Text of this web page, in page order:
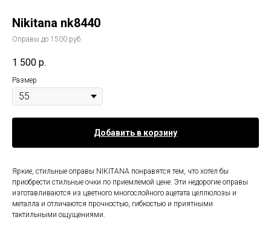
Nikitana nk8440
Оправы до 1500 руб
1 500 р.
Размер
Добавить в корзину
Яркие, стильные оправы NIKITANA понравятся тем, что хотел бы
приобрести стильные очки по приемлемой цене. Эти недорогие оправы
изготавливаются из цветного многослойного ацетата целлюлозы и
металла и отличаются прочностью, гибкостью и приятными
тактильными ощущениями.